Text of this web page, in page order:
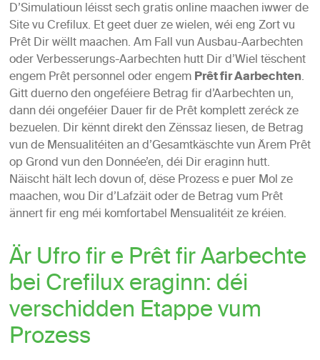
D’Simulatioun léisst sech gratis online maachen iwwer de
Site vu Crefilux. Et geet duer ze wielen, wéi eng Zort vu
Prêt Dir wëllt maachen. Am Fall vun Ausbau-Aarbechten
oder Verbesserungs-Aarbechten hutt Dir d’Wiel tëschent
engem Prêt personnel oder engemPrêt fir Aarbechten.
Gitt duerno den ongeféiere Betrag fir d’Aarbechten un,
dann déi ongeféier Dauer fir de Prêt komplett zeréck ze
bezuelen. Dir kënnt direkt den Zënssaz liesen, de Betrag
vun de Mensualitéiten an d’Gesamtkäschte vun Ärem Prêt
op Grond vun den Donnée’en, déi Dir eraginn hutt.
Näischt hält Iech dovun of, dëse Prozess e puer Mol ze
maachen, wou Dir d’Lafzäit oder de Betrag vum Prêt
ännert fir eng méi komfortabel Mensualitéit ze kréien.
Är Ufro fir e Prêt fir Aarbechte
bei Crefilux eraginn: déi
verschidden Etappe vum
Prozess